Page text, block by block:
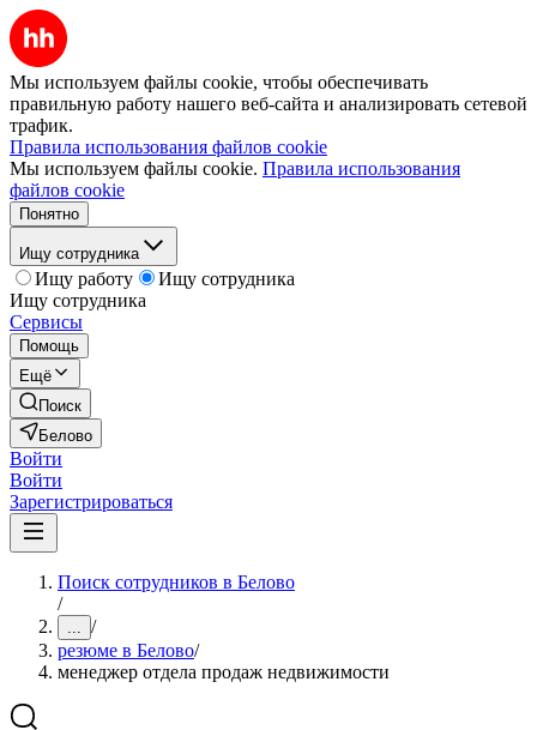
Мы используем файлы cookie, чтобы обеспечивать
правильную работу нашего веб-сайта и анализировать сетевой
трафик.
Правила использования файлов cookie
Мы используем файлы cookie. Правила использования
файлов cookie
Понятно
Ищу сотрудника
Ищу работу
Ищу сотрудника
Ищу сотрудника
Сервисы
Помощь
Ещё
Поиск
Белово
Войти
Войти
Зарегистрироваться
Поиск сотрудников в Белово
/
... /
резюме в Белово/
менеджер отдела продаж недвижимости